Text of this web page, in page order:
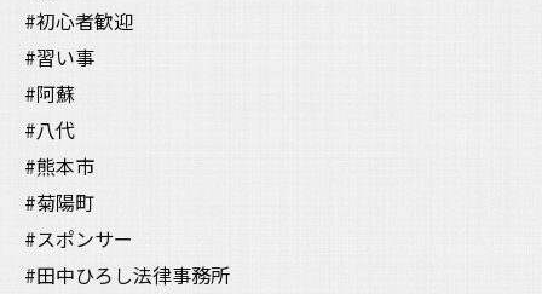
#初心者歓迎
#習い事
#阿蘇
#八代
#熊本市
#菊陽町
#スポンサー
#田中ひろし法律事務所